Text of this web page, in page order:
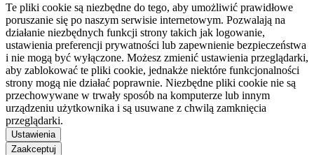
Te pliki cookie są niezbędne do tego, aby umożliwić prawidłowe
poruszanie się po naszym serwisie internetowym. Pozwalają na
działanie niezbędnych funkcji strony takich jak logowanie,
ustawienia preferencji prywatności lub zapewnienie bezpieczeństwa
i nie mogą być wyłączone. Możesz zmienić ustawienia przeglądarki,
aby zablokować te pliki cookie, jednakże niektóre funkcjonalności
strony mogą nie działać poprawnie. Niezbędne pliki cookie nie są
przechowywane w trwały sposób na komputerze lub innym
urządzeniu użytkownika i są usuwane z chwilą zamknięcia
przeglądarki.
Ustawienia
Zaakceptuj